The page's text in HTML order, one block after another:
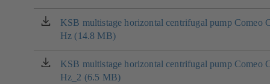
v
nové
záložce)
KSB multistage horizontal centrifugal pump Comeo
Hz (14.8 MB)
(otevírá
se
v
nové
záložce)
KSB multistage horizontal centrifugal pump Comeo
Hz_2 (6.5 MB)
(otevírá
se